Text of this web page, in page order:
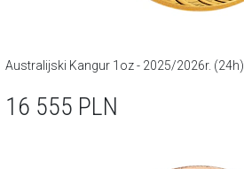
Australijski Kangur 1oz - 2025/2026r. (24h)
16 555 PLN